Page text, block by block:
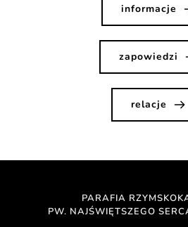
informacje
zapowiedzi
relacje
PARAFIA
PW. NAJŚWIĘTSZEGO